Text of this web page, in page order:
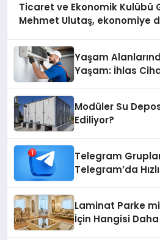
Ticaret ve Ekonomik Kulübü
Mehmet Ulutaş, ekonomiye
Yaşam
Yaşam: İhlas
Modüler Su
Ediliyor?
Telegram
Telegram’da
Laminat Parke
İçin Hangisi